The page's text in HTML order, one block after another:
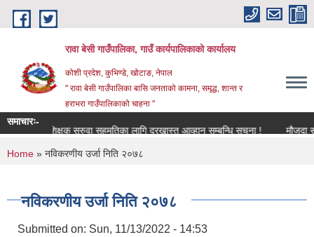
Skip to main content
रावा बेसी गाउँपालिका, गाउँ कार्यपालिकाको कार्यालय
कोशी प्रदेश, कुभिण्डे, खोटाङ, नेपाल
" रावा बेसी गाउँपालिका बासि जनताको कामना, समृद्ध, शान्त र
हराभरा गाउँपालिकाको चाहना "
समाचारः-
शिक्षक सरुवा सहमतिका लागि दरखास्त आव्हान सम्बन्धि सूचना !
मौजुदा सूची
You are here
Home » नविकरणीय उर्जा निति २०७८
नविकरणीय उर्जा निति २०७८
Submitted on: Sun, 11/13/2022 - 14:53